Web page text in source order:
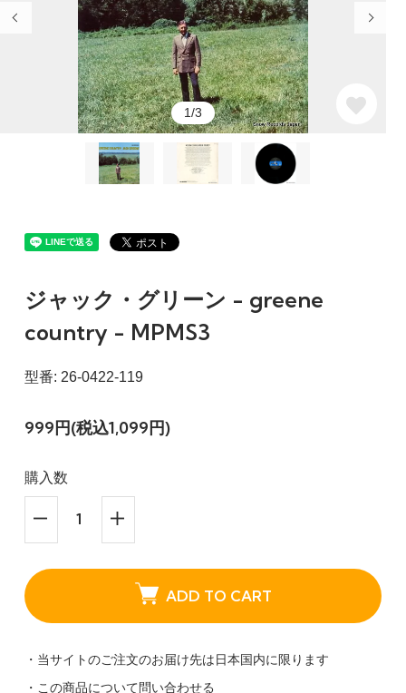
1/3
ジャック・グリーン - greene
country - MPMS3
型番: 26-0422-119
999円(税込1,099円)
購入数
ADD TO CART
・当サイトのご注文のお届け先は日本国内に限ります
・この商品について問い合わせる